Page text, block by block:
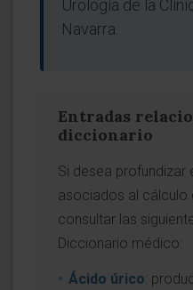
Urología de la
Navarra.
Entradas
diccionario
Si desea profundizar
asociados al cálculo
consultar las
Diccionario médico:
Ácido úrico: